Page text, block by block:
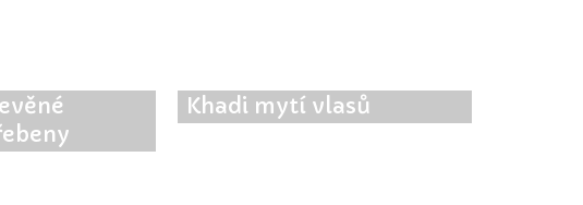
Khadi mytí vlasů